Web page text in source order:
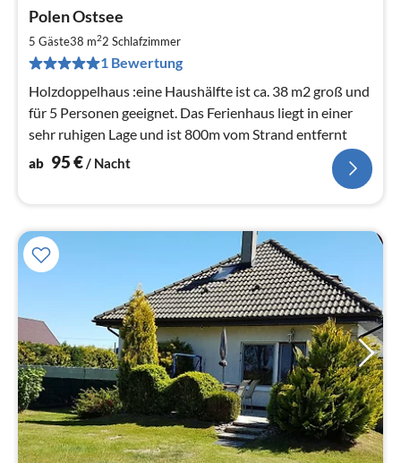
Polen Ostsee
5 Gäste38 m22 Schlafzimmer
1 Bewertung
Holzdoppelhaus :eine Haushälfte ist ca. 38 m2 groß und
für 5 Personen geeignet. Das Ferienhaus liegt in einer
sehr ruhigen Lage und ist 800m vom Strand entfernt
ab 95€/ Nacht